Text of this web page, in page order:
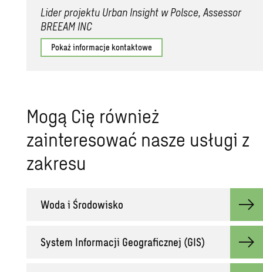
Lider projektu Urban Insight w Polsce, Assessor
BREEAM INC
Pokaż informacje kontaktowe
Mogą Cię również
zainteresować nasze usługi z
zakresu
Woda i Środowisko
System Informacji Geograficznej (GIS)